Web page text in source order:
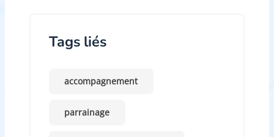
Tags liés
accompagnement
parrainage